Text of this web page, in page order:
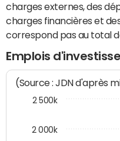
charges externes, des
charges financières et
correspond pas au total
Emplois
(Source : JDN d'après
2 000k
2 500k